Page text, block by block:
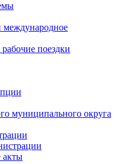
международное
поездки
муниципального округа
акты